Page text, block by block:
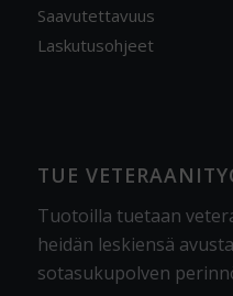
Saavutettavuus
Laskutusohjeet
TUE
Tuotoilla tuetaan
heidän leskiensä
sotasukupolven